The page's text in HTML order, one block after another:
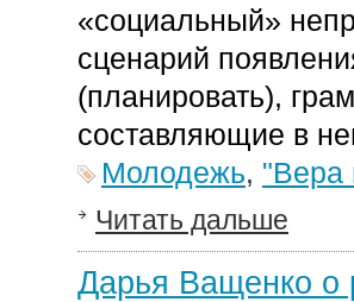
«социальный»
сценарий
(планировать),
составляющие в
Молодежь, "Вера
Читать дальше
Дарья Ващенко о